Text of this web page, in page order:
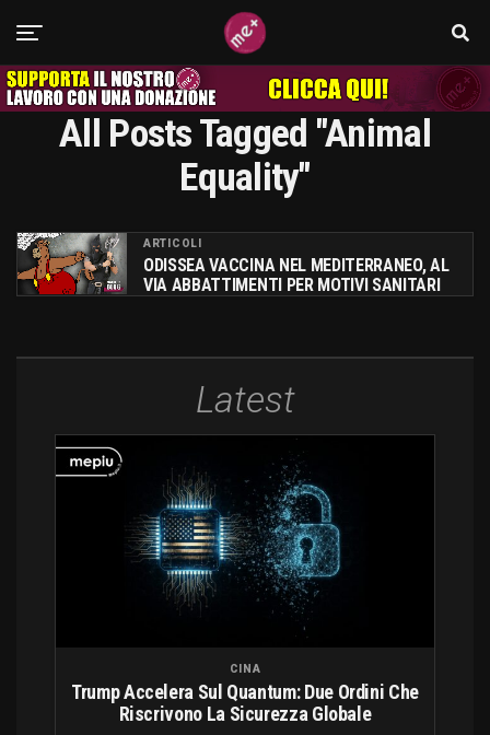
All Posts Tagged "animal
Equality"
ARTICOLI
ODISSEA VACCINA NEL MEDITERRANEO, AL
VIA ABBATTIMENTI PER MOTIVI SANITARI
Latest
CINA
Trump Accelera Sul Quantum: Due Ordini Che
Riscrivono La Sicurezza Globale